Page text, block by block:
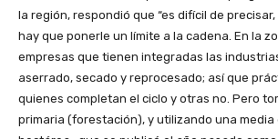
la región, respondió que “es difícil de
hay que ponerle un límite a la cadena. En la
empresas que tienen integradas las
aserrado, secado y reprocesado; así que
quienes completan el ciclo y otras no. Pero
primaria (forestación), y utilizando una media